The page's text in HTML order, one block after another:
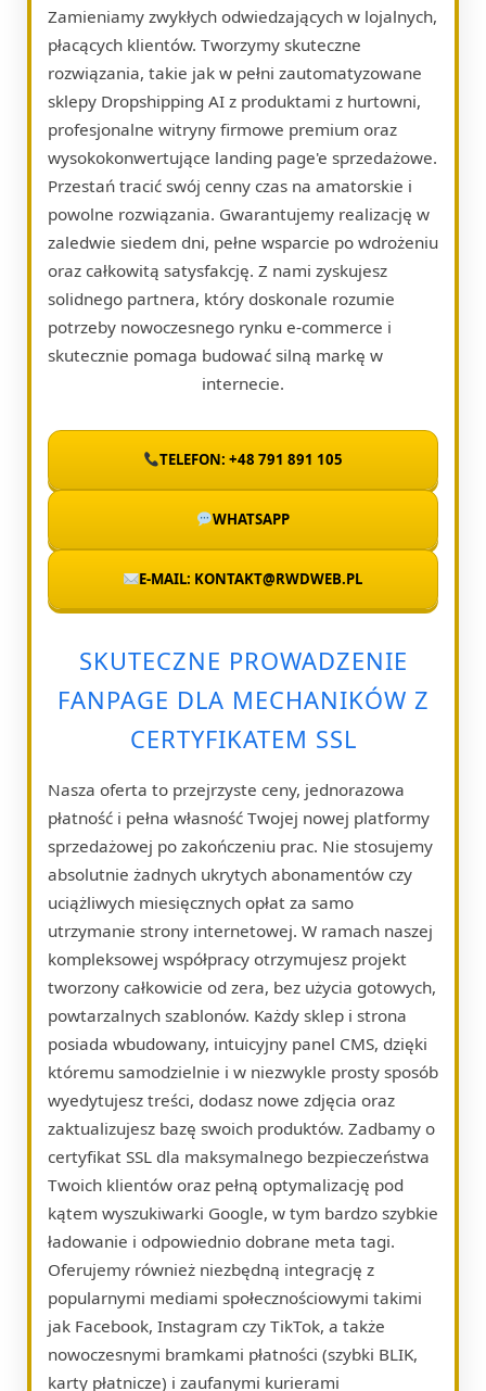
Zamieniamy zwykłych odwiedzających w lojalnych,
płacących klientów. Tworzymy skuteczne
rozwiązania, takie jak w pełni zautomatyzowane
sklepy Dropshipping AI z produktami z hurtowni,
profesjonalne witryny firmowe premium oraz
wysokokonwertujące landing page'e sprzedażowe.
Przestań tracić swój cenny czas na amatorskie i
powolne rozwiązania. Gwarantujemy realizację w
zaledwie siedem dni, pełne wsparcie po wdrożeniu
oraz całkowitą satysfakcję. Z nami zyskujesz
solidnego partnera, który doskonale rozumie
potrzeby nowoczesnego rynku e-commerce i
skutecznie pomaga budować silną markę w
internecie.
TELEFON: +48 791 891 105
WHATSAPP
E-MAIL: KONTAKT@RWDWEB.PL
SKUTECZNE PROWADZENIE
FANPAGE DLA MECHANIKÓW Z
CERTYFIKATEM SSL
Nasza oferta to przejrzyste ceny, jednorazowa
płatność i pełna własność Twojej nowej platformy
sprzedażowej po zakończeniu prac. Nie stosujemy
absolutnie żadnych ukrytych abonamentów czy
uciążliwych miesięcznych opłat za samo
utrzymanie strony internetowej. W ramach naszej
kompleksowej współpracy otrzymujesz projekt
tworzony całkowicie od zera, bez użycia gotowych,
powtarzalnych szablonów. Każdy sklep i strona
posiada wbudowany, intuicyjny panel CMS, dzięki
któremu samodzielnie i w niezwykle prosty sposób
wyedytujesz treści, dodasz nowe zdjęcia oraz
zaktualizujesz bazę swoich produktów. Zadbamy o
certyfikat SSL dla maksymalnego bezpieczeństwa
Twoich klientów oraz pełną optymalizację pod
kątem wyszukiwarki Google, w tym bardzo szybkie
ładowanie i odpowiednio dobrane meta tagi.
Oferujemy również niezbędną integrację z
popularnymi mediami społecznościowymi takimi
jak Facebook, Instagram czy TikTok, a także
nowoczesnymi bramkami płatności (szybki BLIK,
karty płatnicze) i zaufanymi kurierami